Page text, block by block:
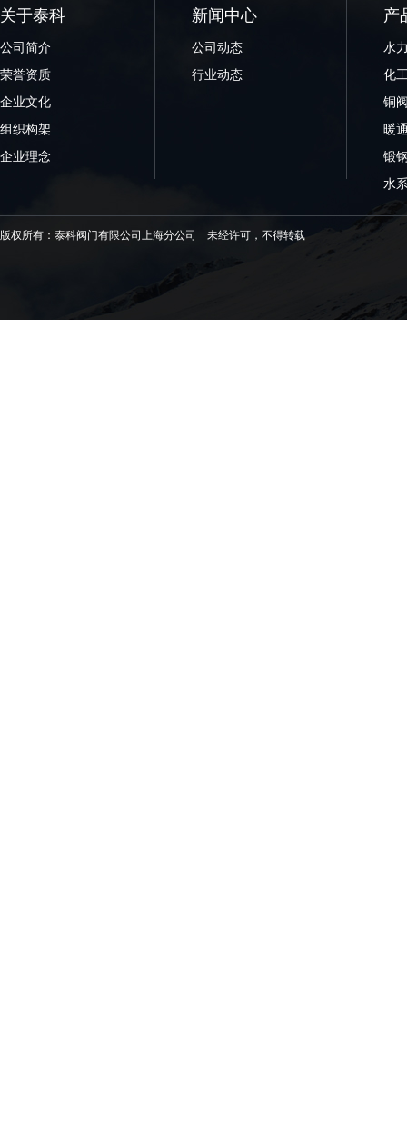
关于泰科
公司简介
荣誉资质
企业文化
组织构架
企业理念
新闻中心
公司动态
行业动态
产
水
化
铜
暖
锻
水
版权所有：泰科阀门有限公司上海分公司 未经许可，不得转载